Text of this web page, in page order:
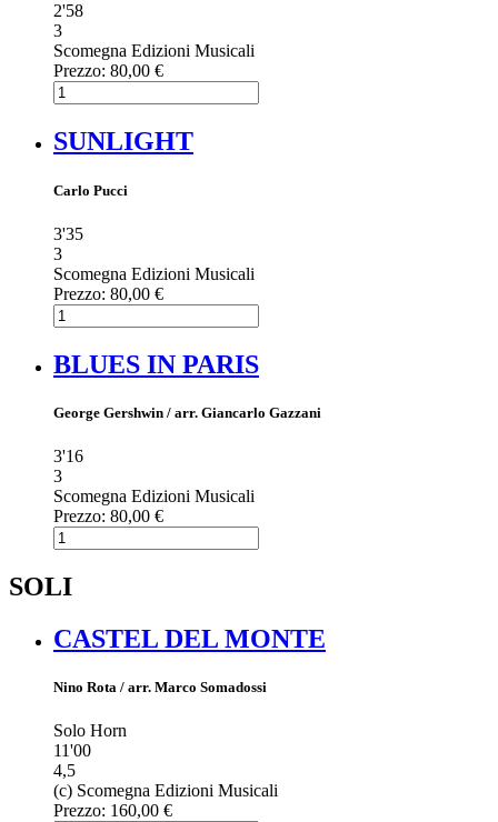
2'58
3
Scomegna Edizioni Musicali
Prezzo: 80,00 €
SUNLIGHT
Carlo Pucci
3'35
3
Scomegna Edizioni Musicali
Prezzo: 80,00 €
BLUES IN PARIS
George Gershwin / arr. Giancarlo Gazzani
3'16
3
Scomegna Edizioni Musicali
Prezzo: 80,00 €
SOLI
CASTEL DEL MONTE
Nino Rota / arr. Marco Somadossi
Solo Horn
11'00
4,5
(c) Scomegna Edizioni Musicali
Prezzo: 160,00 €